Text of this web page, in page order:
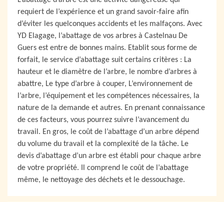
requiert de l’expérience et un grand savoir-faire afin
d’éviter les quelconques accidents et les malfaçons. Avec
YD Elagage, l’abattage de vos arbres à Castelnau De
Guers est entre de bonnes mains. Etablit sous forme de
forfait, le service d’abattage suit certains critères : La
hauteur et le diamètre de l’arbre, le nombre d’arbres à
abattre, Le type d’arbre à couper, L’environnement de
l’arbre, l’équipement et les compétences nécessaires, la
nature de la demande et autres. En prenant connaissance
de ces facteurs, vous pourrez suivre l’avancement du
travail. En gros, le coût de l’abattage d’un arbre dépend
du volume du travail et la complexité de la tâche. Le
devis d’abattage d’un arbre est établi pour chaque arbre
de votre propriété. Il comprend le coût de l’abattage
même, le nettoyage des déchets et le dessouchage.